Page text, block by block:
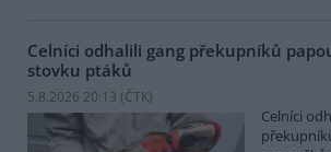
Celníci odhalili gang překupníků
stovku ptáků
5.8.2026 20:13 (ČTK)
Celníci